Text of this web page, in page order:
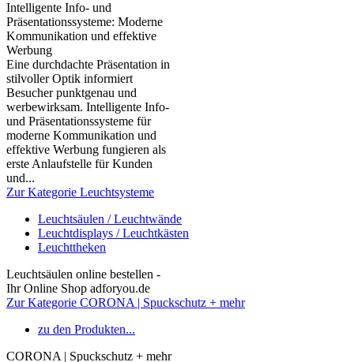
Intelligente Info- und
Präsentationssysteme: Moderne
Kommunikation und effektive
Werbung
Eine durchdachte Präsentation in
stilvoller Optik informiert
Besucher punktgenau und
werbewirksam. Intelligente Info-
und Präsentationssysteme für
moderne Kommunikation und
effektive Werbung fungieren als
erste Anlaufstelle für Kunden
und...
Zur Kategorie Leuchtsysteme
Leuchtsäulen / Leuchtwände
Leuchtdisplays / Leuchtkästen
Leuchttheken
Leuchtsäulen online bestellen -
Ihr Online Shop adforyou.de
Zur Kategorie CORONA | Spuckschutz + mehr
zu den Produkten...
CORONA | Spuckschutz + mehr